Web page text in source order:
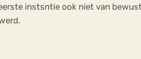
instsntie ook niet van